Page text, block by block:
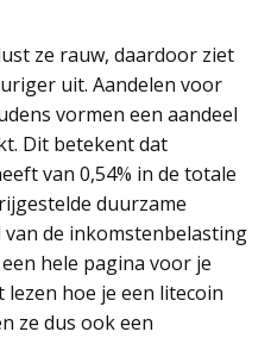
ze rauw, daardoor ziet
uit. Aandelen voor
vormen een aandeel
Dit betekent dat
van 0,54% in de totale
duurzame
de inkomstenbelasting
hele pagina voor je
hoe je een litecoin
ze dus ook een